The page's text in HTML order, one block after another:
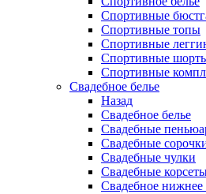
Спортивные
Спортивные топы
Спортивные
Спортивные
Спортивные
Свадебное белье
Назад
Свадебное белье
Свадебные
Свадебные
Свадебные чулки
Свадебные
Свадебное нижнее